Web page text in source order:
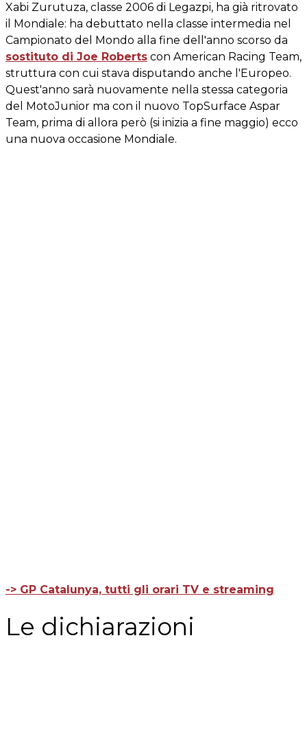
Xabi Zurutuza, classe 2006 di Legazpi, ha già ritrovato
il Mondiale: ha debuttato nella classe intermedia nel
Campionato del Mondo alla fine dell'anno scorso da
sostituto di Joe Roberts con American Racing Team,
struttura con cui stava disputando anche l'Europeo.
Quest'anno sarà nuovamente nella stessa categoria
del MotoJunior ma con il nuovo TopSurface Aspar
Team, prima di allora però (si inizia a fine maggio) ecco
una nuova occasione Mondiale.
-> GP Catalunya, tutti gli orari TV e streaming
Le dichiarazioni